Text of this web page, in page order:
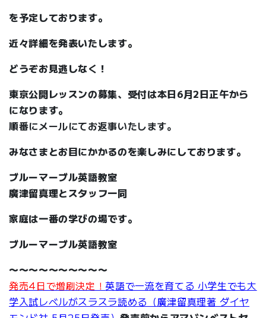
を予定しております。
近々詳細を発表いたします。
どうぞお見逃しなく！
東京公開レッスンの募集、受付は本日6月2日正午から
になります。
順番にメールにてお返事いたします。
みなさまとお目にかかるのを楽しみにしております。
ブルーマーブル英語教室
廣津留真理とスタッフ一同
家庭は一番の学びの場です。
ブルーマーブル英語教室
〜〜〜〜〜〜〜〜〜〜
発売4日で増刷決定！英語で一流を育てる 小学生でも大
学入試レベルがスラスラ読める（廣津留真理著 ダイヤ